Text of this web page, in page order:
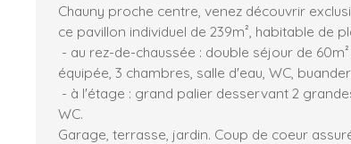
Chauny proche centre, venez découvrir
ce pavillon individuel de 239m², habitable de
- au rez-de-chaussée : double séjour de
équipée, 3 chambres, salle d'eau, WC,
- à l'étage : grand palier desservant 2
WC.
Garage, terrasse, jardin. Coup de coeur